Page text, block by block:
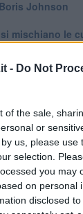
- Do Not
of the sale,
or
us, please use
selection.
you may
on personal
disclosed
Johnson
mischiano le
un nuovo Rais
l'Occidente
USA non in
Orbán
di Biden